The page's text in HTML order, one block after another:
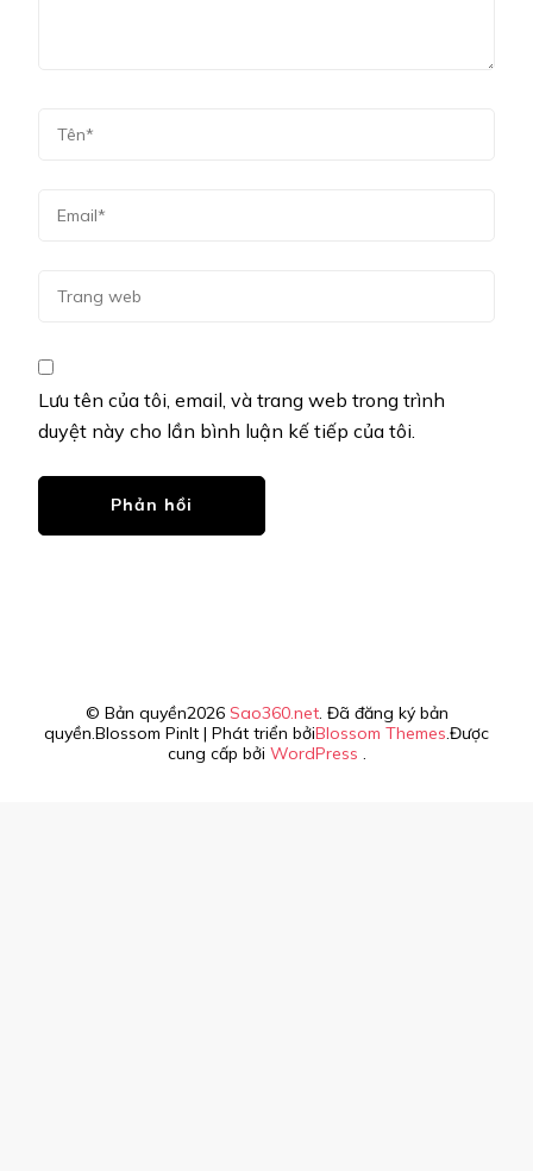
Lưu tên của tôi, email, và trang web trong trình
duyệt này cho lần bình luận kế tiếp của tôi.
© Bản quyền2026 Sao360.net. Đã đăng ký bản
quyền.Blossom PinIt | Phát triển bởiBlossom Themes.Được
cung cấp bởi WordPress .